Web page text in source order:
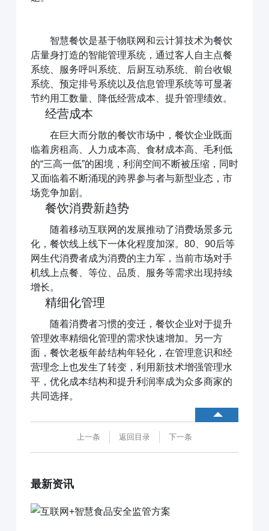
互联网+AI明厨亮灶
智慧食安+安全治理
物联网+VR监控监测
食品安全服务器部署
中食大数据软件平台
食品安全解决方案
智慧食安
会议报告
内测模块
公司介绍 中食定位 企业背景
资质证件
市场分布
联系我们
智慧餐饮是基于物联网和云计算技术为餐饮
店量身打造的智能管理系统，通过客人自主点餐
系统、服务呼叫系统、后厨互动系统、前台收银
系统、预定排号系统以及信息管理系统等可显著
节约用工数量、降低经营成本、提升管理绩效。
经营成本
在巨大而分散的餐饮市场中，餐饮企业既面
临着房租高、人力成本高、食材成本高、毛利低
的“三高一低”的困境，利润空间不断被压缩，同时
又面临着不断涌现的跨界参与者与新型业态，市
场竞争加剧。
餐饮消费新趋势
随着移动互联网的发展推动了消费场景多元
化，餐饮线上线下一体化程度加深。80、90后等
网生代消费者成为消费的主力军，当前市场对手
机线上点餐、等位、品质、服务等需求出现持续
增长。
精细化管理
随着消费者习惯的变迁，餐饮企业对于提升
管理效率精细化管理的需求快速增加。另一方
面，餐饮老板年龄结构年轻化，在管理意识和经
营理念上也发生了转变，利用新技术增强管理水
平，优化成本结构和提升利润率成为众多商家的
共同选择。
上一条 返回目录 下一条
最新资讯